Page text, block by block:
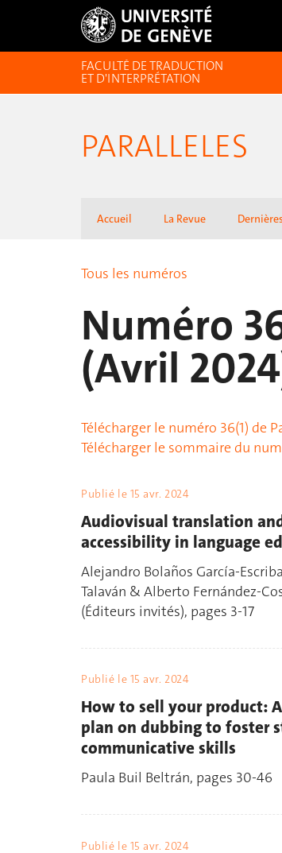
FACULTÉ DE TRADUCTION
ET D'INTERPRÉTATION
PARALLELES
Accueil La Revue
Tous les numéros
Numéro
(Avril
Télécharger le numéro 36(1) de
Télécharger le sommaire du
Publié le 15 avr. 2024
Audiovisual translation
accessibility in language
Alejandro Bolaños García-
Talaván & Alberto Fernández-
(Éditeurs invités), pages 3-17
Publié le 15 avr. 2024
How to sell your product:
plan on dubbing to foster
communicative skills
Paula Buil Beltrán, pages 30-46
Publié le 15 avr. 2024